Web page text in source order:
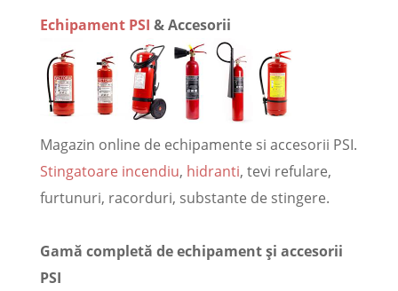
Echipament PSI & Accesorii
Magazin online de echipamente si accesorii PSI.
Stingatoare incendiu, hidranti, tevi refulare,
furtunuri, racorduri, substante de stingere.
Gamă completă de echipament și accesorii
PSI